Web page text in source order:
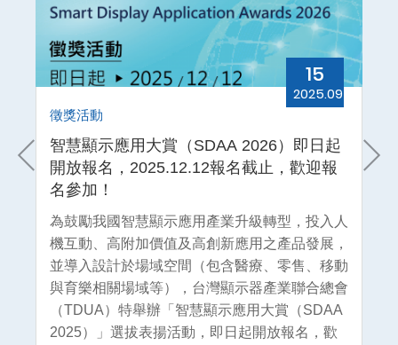
15
2025.09
徵獎活動
智慧顯示應用大賞（SDAA 2026）即日起
開放報名，2025.12.12報名截止，歡迎報
名參加！
為鼓勵我國智慧顯示應用產業升級轉型，投入人
機互動、高附加價值及高創新應用之產品發展，
並導入設計於場域空間（包含醫療、零售、移動
與育樂相關場域等），台灣顯示器產業聯合總會
（TDUA）特舉辦「智慧顯示應用大賞（SDAA
2025）」選拔表揚活動，即日起開放報名，歡